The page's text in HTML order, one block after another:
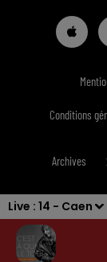
Live : 14 - Caen
Conditions
Archives